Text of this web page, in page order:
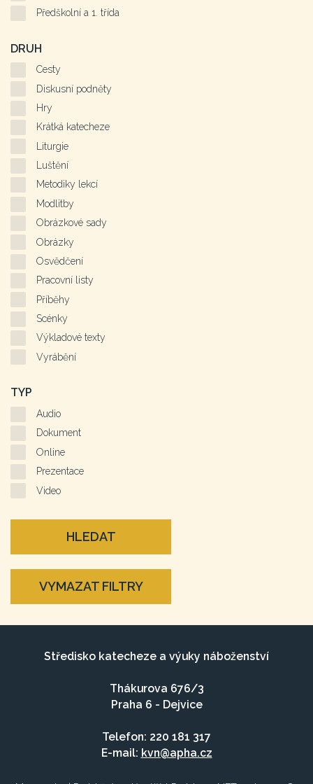
Předškolní a 1. třída
DRUH
Cesty
Diskusní podněty
Hry
Krátká katecheze
Liturgie
Luštění
Metodiky lekcí
Modlitby
Obrázkové sady
Obrázky
Osvědčení
Pracovní listy
Příběhy
Scénky
Výkladové texty
Vyrábění
TYP
Audio
Dokument
Online
Prezentace
Video
HLEDAT
VYMAZAT FILTRY
Středisko katecheze a výuky náboženství
Thákurova 676/3
Praha 6 - Dejvice
Telefon: 220 181 317
E-mail: kvn@apha.cz